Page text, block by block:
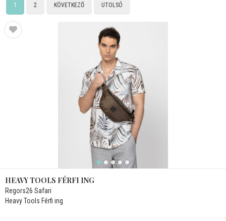
1 2 KÖVETKEZŐ UTOLSÓ
HEAVY TOOLS FÉRFI ING
Regors26 Safari
Heavy Tools Férfi ing